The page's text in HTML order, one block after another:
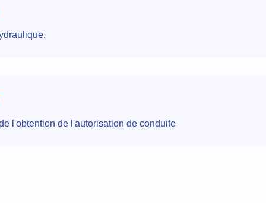
l'obtention de l'autorisation de conduite